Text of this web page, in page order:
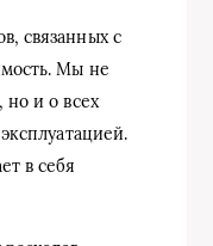
связанных с
Мы не
но и о всех
в себя